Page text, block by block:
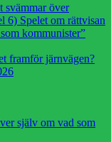
svämmar över
6) Spelet om rättvisan
kommunister”
framför järnvägen?
själv om vad som